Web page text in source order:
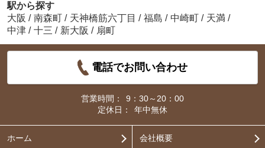
駅から探す
大阪 / 南森町 / 天神橋筋六丁目 / 福島 / 中崎町 / 天満 /
中津 / 十三 / 新大阪 / 扇町
電話でお問い合わせ
営業時間：
9：30～20：00
定休日：
年中無休
ホーム 会社概要